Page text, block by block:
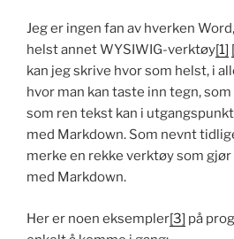
Jeg er ingen fan av hverken
helst annet WYSIWIG-verktøy[1]
kan jeg skrive hvor som helst, i
hvor man kan taste inn tegn,
som ren tekst kan i
med Markdown. Som nevnt
merke en rekke verktøy som
med Markdown.
Her er noen eksempler[3] på